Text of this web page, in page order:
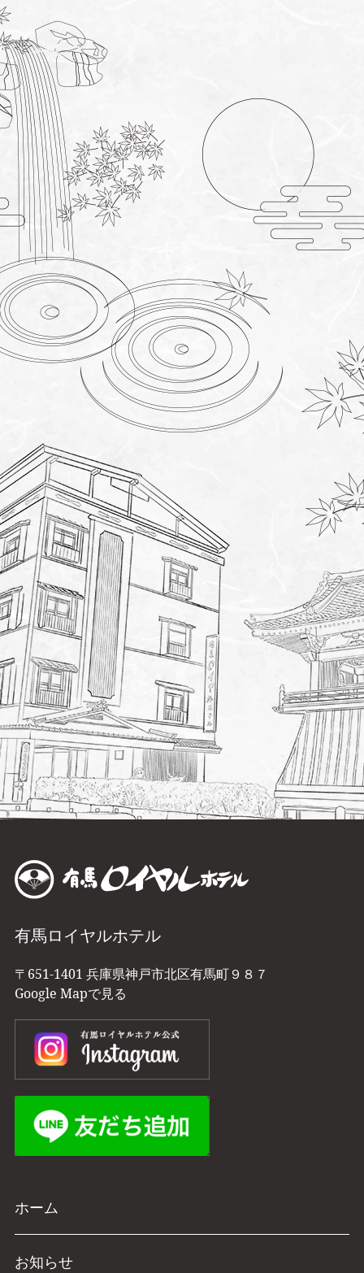
有馬ロイヤルホテル
〒651-1401 兵庫県神戸市北区有馬町９８７
Google Mapで見る
ホーム
お知らせ